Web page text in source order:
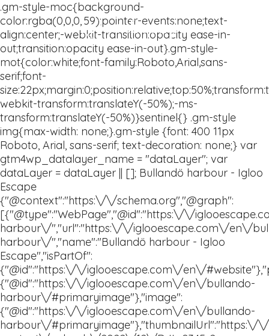
Igloo Escape